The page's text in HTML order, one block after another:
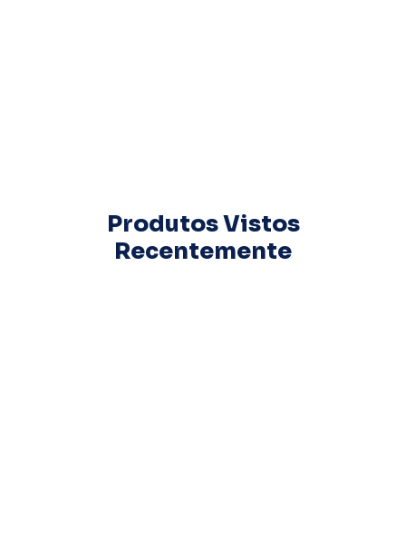
Produtos Vistos
Recentemente